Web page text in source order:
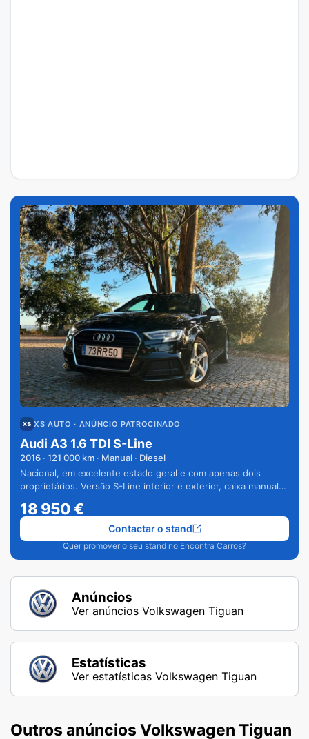
XS AUTO · ANÚNCIO PATROCINADO
Audi A3 1.6 TDI S-Line
2016 · 121 000 km · Manual · Diesel
Nacional, em excelente estado geral e com apenas dois
proprietários. Versão S-Line interior e exterior, caixa manual
18 950€
Quer promover o seu stand no Encontra Carros?
Contactar o stand
Anúncios
Ver anúncios Volkswagen Tiguan
Estatísticas
Ver estatísticas Volkswagen Tiguan
Outros anúncios Volkswagen Tiguan